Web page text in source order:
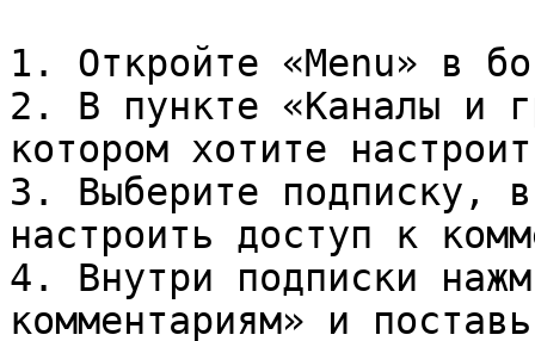
1. Откройте «Menu» в
2. В пункте «Каналы и
котором хотите
3. Выберите подписку,
настроить доступ к
4. Внутри подписки
комментариям» и